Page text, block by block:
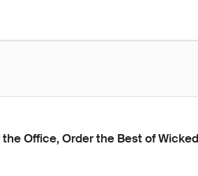
Office, Order the Best of